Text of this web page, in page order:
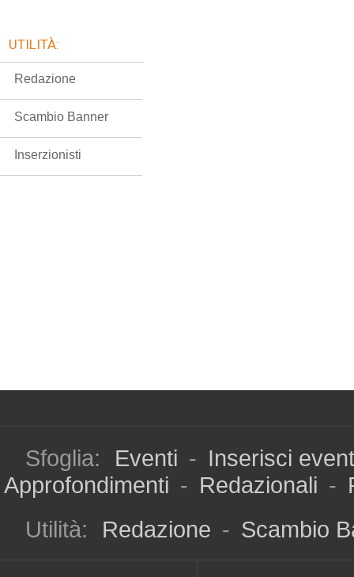
UTILITÀ:
Redazione
Scambio Banner
Inserzionisti
Sfoglia: Eventi - Inserisci
Approfondimenti - Redazionali -
Utilità:
Redazione - Scambio